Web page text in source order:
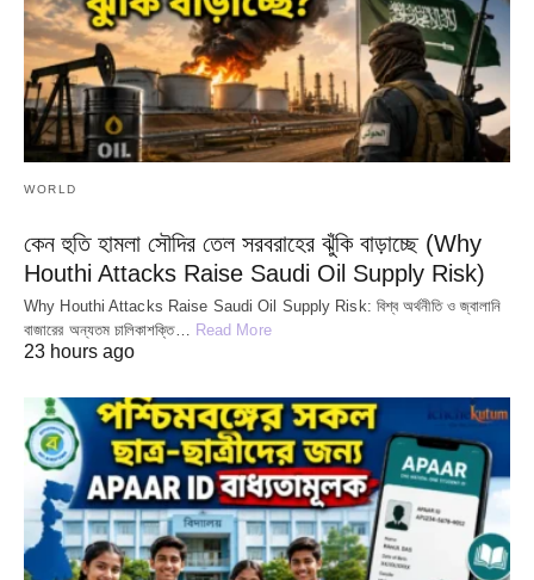
WORLD
কেন হুতি হামলা সৌদির তেল সরবরাহের ঝুঁকি বাড়াচ্ছে (Why
Houthi Attacks Raise Saudi Oil Supply Risk)
Why Houthi Attacks Raise Saudi Oil Supply Risk: বিশ্ব অর্থনীতি ও জ্বালানি
বাজারের অন্যতম চালিকাশক্তি… Read More
23 hours ago